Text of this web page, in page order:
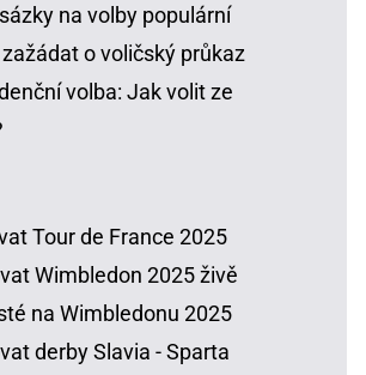
na volby populární
o voličský průkaz
volba: Jak volit ze
Tour de France 2025
Wimbledon 2025 živě
na Wimbledonu 2025
derby Slavia - Sparta